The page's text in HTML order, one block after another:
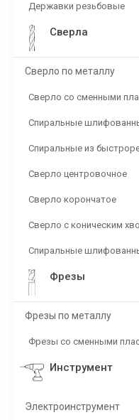
Державки резьбовые
Сверла
Сверло по металлу
Сверло со сменными
Спиральные
Спиральные из
Сверло центровочное
Сверло корончатое
Сверло с коническим
Спиральные
Фрезы
Фрезы по металлу
Фрезы со сменными
Инструмент
Электроинструмент